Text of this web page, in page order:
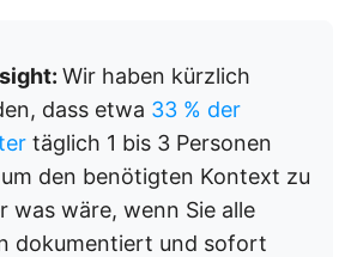
Wir haben kürzlich
dass etwa 33 % der
täglich 1 bis 3 Personen
den benötigten Kontext zu
was wäre, wenn Sie alle
dokumentiert und sofort